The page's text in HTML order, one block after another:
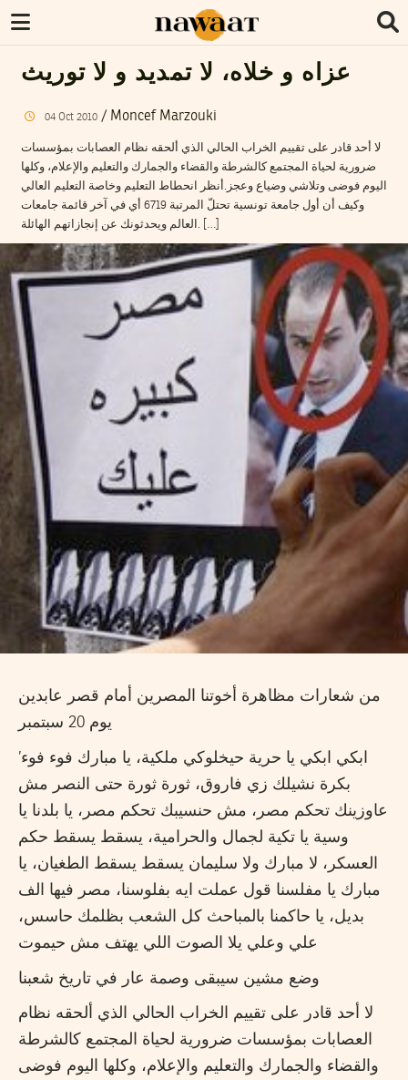
عزاه و خلاه، لا تمديد و لا توريث
04 Oct 2010/ Moncef Marzouki
لا أحد قادر على تقييم الخراب الحالي الذي ألحقه نظام العصابات بمؤسسات
ضرورية لحياة المجتمع كالشرطة والقضاء والجمارك والتعليم والإعلام، وكلها
اليوم فوضى وتلاشي وضياع وعجز.أنظر انحطاط التعليم وخاصة التعليم العالي
وكيف أن أول جامعة تونسية تحتلّ المرتبة 6719 أي في آخر قائمة جامعات
العالم ويحدثونك عن إنجازاتهم الهائلة. […]
من شعارات مظاهرة أخوتنا المصرين أمام قصر عابدين
يوم 20 سبتمبر
’ابكي ابكي يا حرية حيخلوكي ملكية، يا مبارك فوء فوء
بكرة نشيلك زي فاروق، ثورة ثورة حتى النصر مش
عاوزينك تحكم مصر، مش حنسيبك تحكم مصر، يا بلدنا يا
وسية يا تكية لجمال والحرامية، يسقط يسقط حكم
العسكر، لا مبارك ولا سليمان يسقط يسقط الطغيان، يا
مبارك يا مفلسنا قول عملت ايه بفلوسنا، مصر فيها الف
بديل، يا حاكمنا بالمباحث كل الشعب بظلمك حاسس،
علي وعلي يلا الصوت اللي يهتف مش حيموت
وضع مشين سيبقى وصمة عار في تاريخ شعبنا
لا أحد قادر على تقييم الخراب الحالي الذي ألحقه نظام
العصابات بمؤسسات ضرورية لحياة المجتمع كالشرطة
والقضاء والجمارك والتعليم والإعلام، وكلها اليوم فوضى